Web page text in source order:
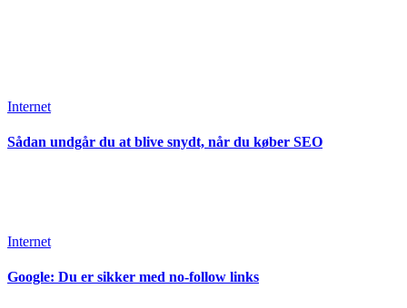
Internet
Sådan undgår du at blive snydt, når du køber SEO
Internet
Google: Du er sikker med no-follow links